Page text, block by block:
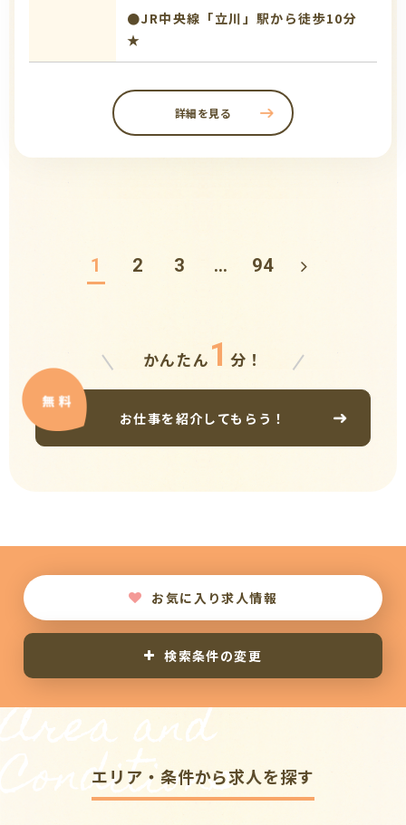
●JR中央線「立川」駅から徒歩10分
★
詳細を見る
1 2 3 … 94
かんたん 1 分！
お仕事を紹介してもらう！
お気に入り求人情報
検索条件の変更
Area and
Conditions
エリア・条件から求人を探す